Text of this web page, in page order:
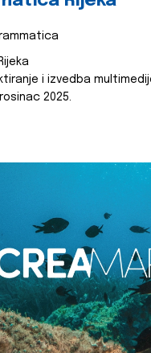
i izvedba
2025.